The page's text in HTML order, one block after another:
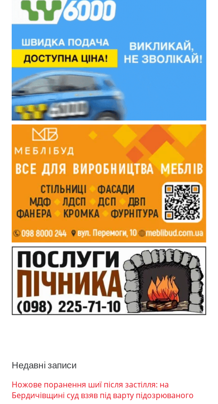
Недавні записи
Ножове поранення шиї після застілля: на
Бердичівщині суд взяв під варту підозрюваного